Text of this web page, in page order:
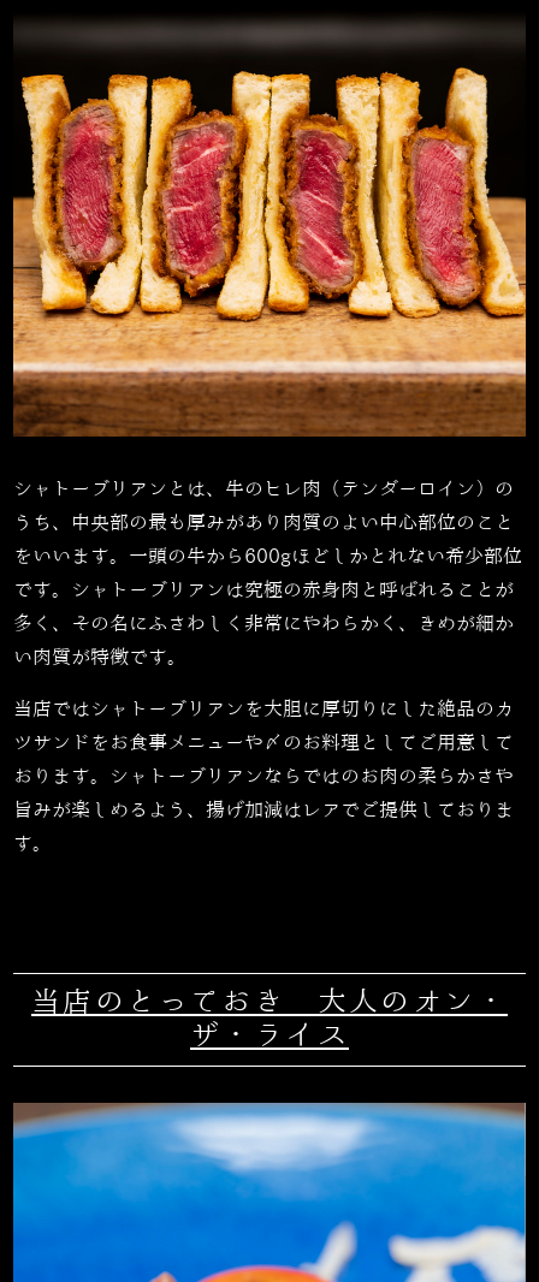
シャトーブリアンとは、牛のヒレ肉（テンダーロイン）の
うち、中央部の最も厚みがあり肉質のよい中心部位のこと
をいいます。一頭の牛から 600gほどしかとれない希少部位
です。シャトーブリアンは究極の赤身肉と呼ばれることが
多く、その名にふさわしく非常にやわらかく、きめが細か
い肉質が特徴です。
当店ではシャトーブリアンを大胆に厚切りにした絶品のカ
ツサンドをお食事メニューや〆のお料理としてご用意して
おります。シャトーブリアンならではのお肉の柔らかさや
旨みが楽しめるよう、揚げ加減はレアでご提供しておりま
す。
当店のとっておき 大人のオン・
ザ・ライス